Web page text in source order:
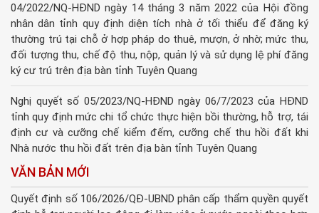
04/2022/NQ-HĐND ngày 14 tháng 3 năm 2022 của Hội đồng
nhân dân tỉnh quy định diện tích nhà ở tối thiểu để đăng ký
thường trú tại chỗ ở hợp pháp do thuê, mượn, ở nhờ; mức thu,
đối tượng thu, chế độ thu, nộp, quản lý và sử dụng lệ phí đăng
ký cư trú trên địa bàn tỉnh Tuyên Quang
Nghị quyết số 05/2023/NQ-HĐND ngày 06/7/2023 của HĐND
tỉnh quy định mức chi tổ chức thực hiện bồi thường, hỗ trợ, tái
định cư và cưỡng chế kiểm đếm, cưỡng chế thu hồi đất khi
Nhà nước thu hồi đất trên địa bàn tỉnh Tuyên Quang
VĂN BẢN MỚI
Quyết định số 106/2026/QĐ-UBND phân cấp thẩm quyền quyết